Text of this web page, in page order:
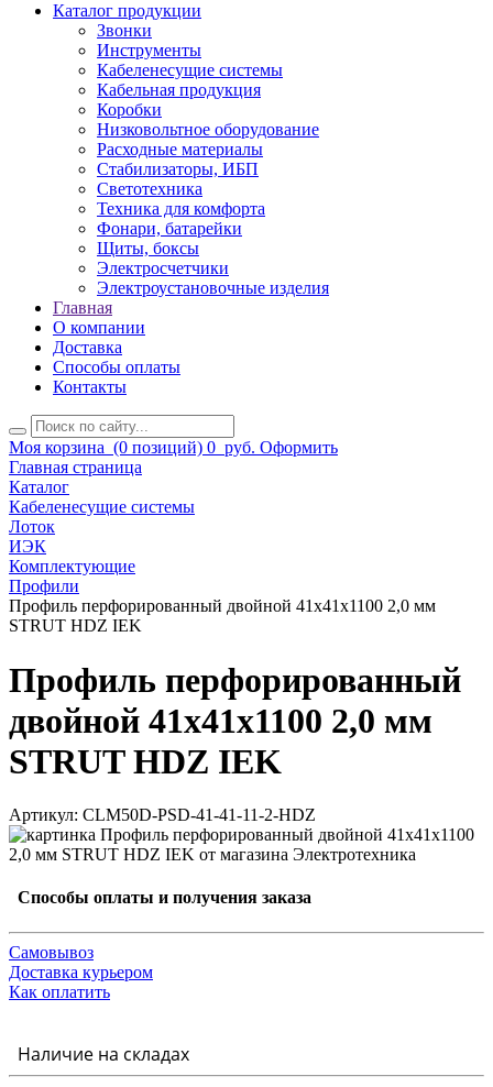
Каталог продукции
Звонки
Инструменты
Кабеленесущие системы
Кабельная продукция
Коробки
Низковольтное оборудование
Расходные материалы
Стабилизаторы, ИБП
Светотехника
Техника для комфорта
Фонари, батарейки
Щиты, боксы
Электросчетчики
Электроустановочные изделия
Главная
О компании
Доставка
Способы оплаты
Контакты
Моя корзина (0 позиций) 0 руб. Оформить
Главная страница
Каталог
Кабеленесущие системы
Лоток
ИЭК
Комплектующие
Профили
Профиль перфорированный двойной 41х41х1100 2,0 мм
STRUT HDZ IEK
Профиль перфорированный
двойной 41х41х1100 2,0 мм
STRUT HDZ IEK
Артикул: CLM50D-PSD-41-41-11-2-HDZ
Способы оплаты и получения заказа
Самовывоз
Доставка курьером
Как оплатить
Наличие на складах